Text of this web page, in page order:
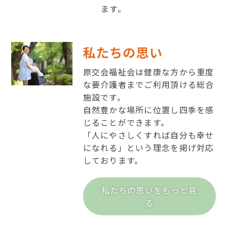
ます。
私たちの思い
原交会福祉会は健康な方から重度
な要介護者までご利用頂ける総合
施設です。
自然豊かな場所に位置し四季を感
じることができます。
「人にやさしくすれば自分も幸せ
になれる」という理念を掲げ対応
しております。
私たちの思いをもっと見
る